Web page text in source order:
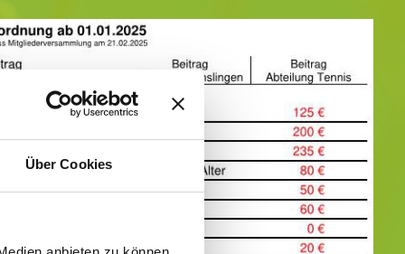
Über Cookies